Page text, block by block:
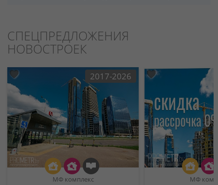
СПЕЦПРЕДЛОЖЕНИЯ
НОВОСТРОЕК
2017-2026
МФ комплекс МФ